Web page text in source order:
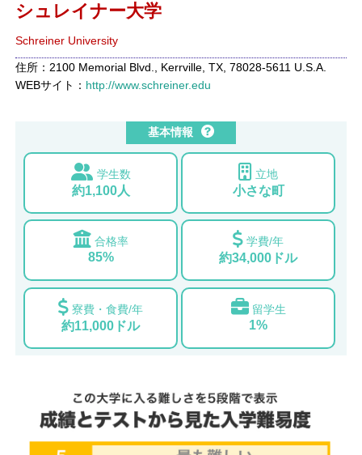
シュレイナー大学
Schreiner University
住所：2100 Memorial Blvd., Kerrville, TX, 78028-5611 U.S.A.
WEBサイト： http://www.schreiner.edu
基本情報
学生数
約1,100人
立地
小さな町
合格率
85%
学費/年
約34,000ドル
寮費・食費/年
約11,000ドル
留学生
1%